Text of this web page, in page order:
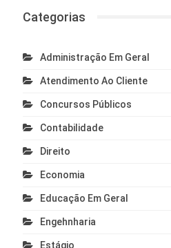
Categorias
Administração Em Geral
Atendimento Ao Cliente
Concursos Públicos
Contabilidade
Direito
Economia
Educação Em Geral
Engehnharia
Estágio